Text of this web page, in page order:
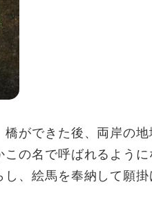
ができた後、両岸の
の名で呼ばれるように
、絵馬を奉納して願掛